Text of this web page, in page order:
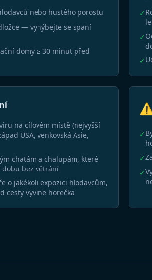
nebo hustého porostu
— vyhýbejte se spaní
domy ≥ 30 minut před
✓
✓
✓
na cílovém místě (nejvyšší
USA, venkovská Asie,
chatám a chalupám, které
dobu bez větrání
o jakékoli expozici hlodavcům,
cesty vyvine horečka
⚠️
✓
✓
✓